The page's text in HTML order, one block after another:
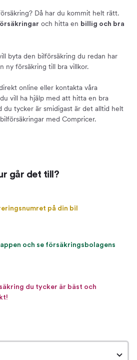
Då har du kommit helt rätt.
och hitta en billig och bra
byta den bilförsäkring du redan har
ny försäkring till bra villkor.
online eller kontakta våra
vill ha hjälp med att hitta en bra
du tycker är smidigast är det alltid helt
med Compricer.
går det till?
på din bil
och se försäkringsbolagens
du tycker är bäst och